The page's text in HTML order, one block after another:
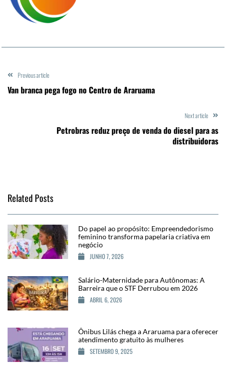
Previous article
Van branca pega fogo no Centro de Araruama
Next article
Petrobras reduz preço de venda do diesel para as
distribuidoras
Related Posts
Do papel ao propósito: Empreendedorismo
feminino transforma papelaria criativa em
negócio
JUNHO 7, 2026
Salário-Maternidade para Autônomas: A
Barreira que o STF Derrubou em 2026
ABRIL 6, 2026
Ônibus Lilás chega a Araruama para oferecer
atendimento gratuito às mulheres
SETEMBRO 9, 2025